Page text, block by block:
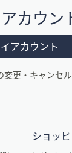
カウン
アカウント
変更・キャンセル
ショッ